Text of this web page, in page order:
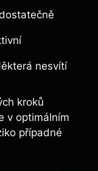
nesvítí
kroků
v optimálním
případné